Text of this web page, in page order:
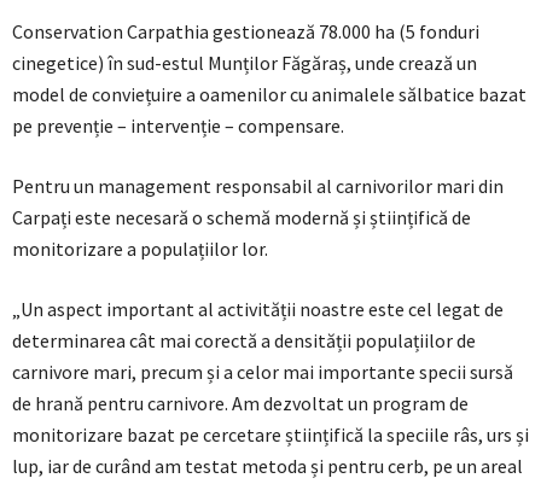
Conservation Carpathia gestionează 78.000 ha (5 fonduri
cinegetice) în sud-estul Munților Făgăraș, unde crează un
model de conviețuire a oamenilor cu animalele sălbatice bazat
pe prevenție – intervenție – compensare.
Pentru un management responsabil al carnivorilor mari din
Carpați este necesară o schemă modernă și științifică de
monitorizare a populațiilor lor.
„Un aspect important al activității noastre este cel legat de
determinarea cât mai corectă a densității populațiilor de
carnivore mari, precum și a celor mai importante specii sursă
de hrană pentru carnivore. Am dezvoltat un program de
monitorizare bazat pe cercetare științifică la speciile râs, urs și
lup, iar de curând am testat metoda și pentru cerb, pe un areal